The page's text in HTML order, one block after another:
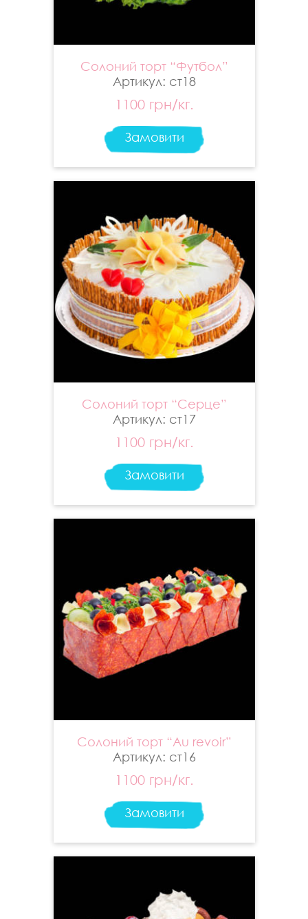
Солоний торт “Футбол”
Артикул: ст18
1100 грн/кг.
Замовити
Солоний торт “Серце”
Артикул: ст17
1100 грн/кг.
Замовити
Солоний торт “Аu revoir”
Артикул: ст16
1100 грн/кг.
Замовити